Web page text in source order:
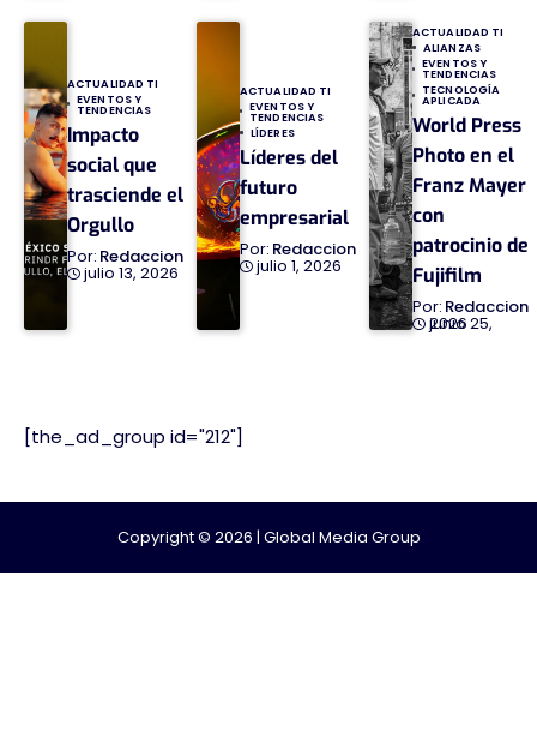
ACTUALIDAD TI
EVENTOS Y
TENDENCIAS
Impacto
social que
trasciende el
Orgullo
Redaccion
julio 13, 2026
ACTUALIDAD TI
EVENTOS Y
TENDENCIAS
LÍDERES
Líderes del
futuro
empresarial
Redaccion
julio 1, 2026
ACTUALIDAD TI
ALIANZAS
EVENTOS Y
TENDENCIAS
TECNOLOGÍA
APLICADA
World Press
Photo en el
Franz Mayer
con
patrocinio de
Fujifilm
Redaccion
junio 25, 2026
[the_ad_group id="212"]